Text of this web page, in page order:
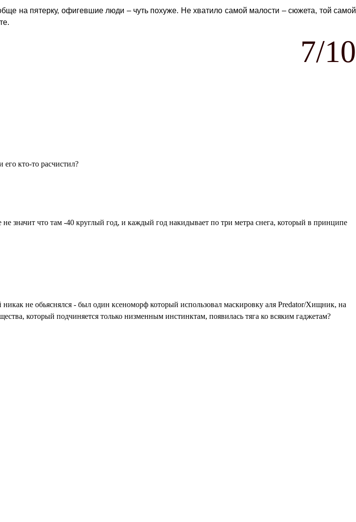
на пятерку, офигевшие люди – чуть похуже. Не хватило самой малости – сюжета, той самой
7/10
кто-то расчистил?
значит что там -40 круглый год, и каждый год накидывает по три метра снега, который в принципе
не обьяснялся - был один ксеноморф который использовал маскировку аля Predator/Хищник, на
который подчиняется только низменным инстинктам, появилась тяга ко всяким гаджетам?